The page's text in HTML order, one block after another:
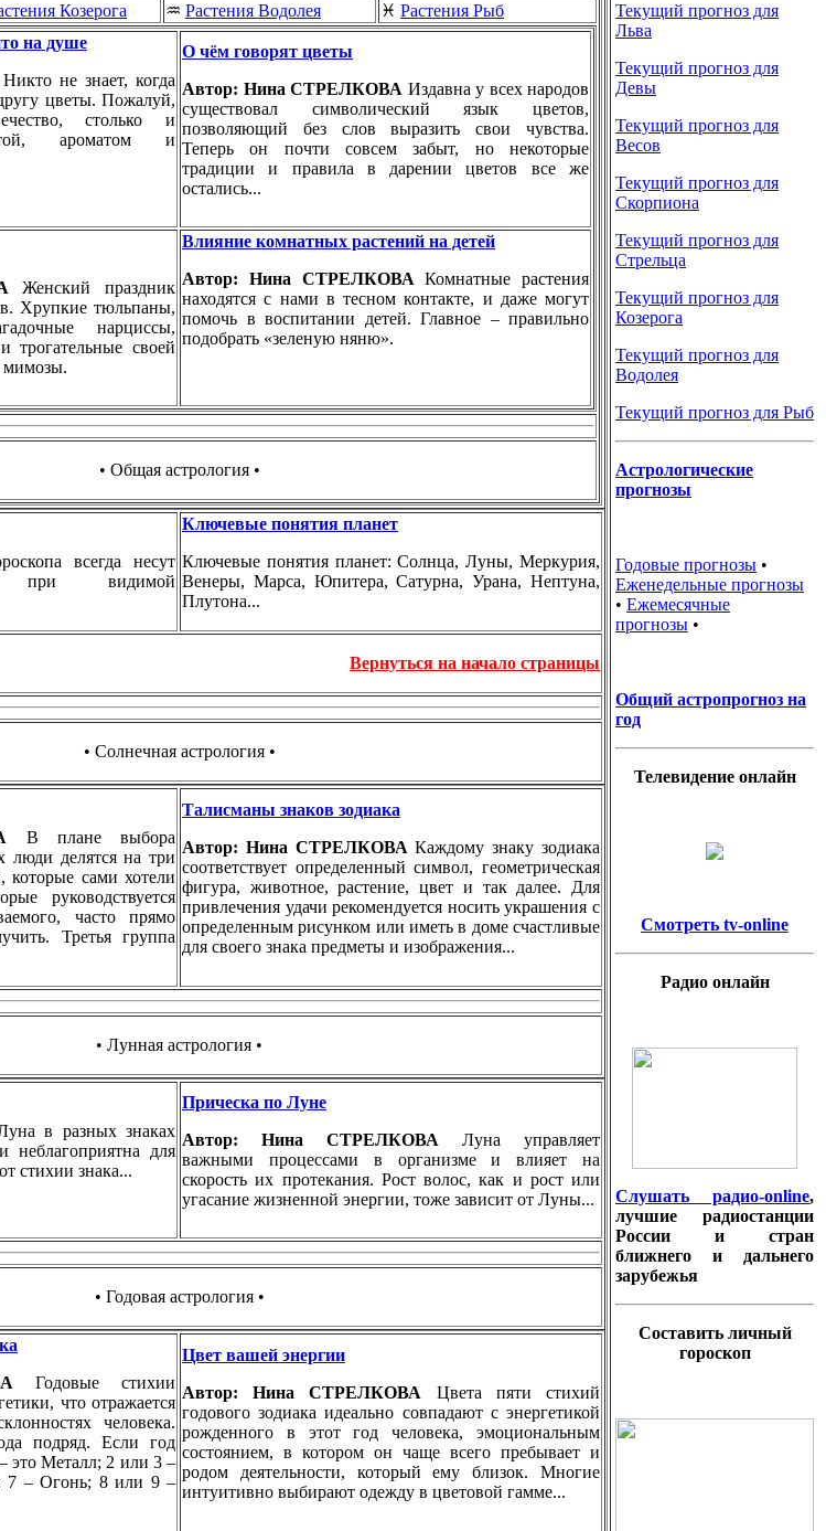
Козерога ♒ Растения Водолея ♓ Растения Рыб
на душе
Никто не знает, когда
цветы. Пожалуй,
столько и
ароматом и
О чём говорят цветы
Автор: Нина СТРЕЛКОВА Издавна у всех народов
существовал символический язык цветов,
позволяющий без слов выразить свои чувства.
Теперь он почти совсем забыт, но некоторые
традиции и правила в дарении цветов все же
остались...
Женский праздник
Хрупкие тюльпаны,
нарциссы,
трогательные своей
мимозы.
Влияние комнатных растений на детей
Автор: Нина СТРЕЛКОВАКомнатные растения
находятся с нами в тесном контакте, и даже могут
помочь в воспитании детей. Главное – правильно
подобрать «зеленую няню».
• Общая астрология •
всегда несут
при видимой
Ключевые понятия планет
Ключевые понятия планет: Солнца, Луны, Меркурия,
Венеры, Марса, Юпитера, Сатурна, Урана, Нептуна,
Плутона...
Вернуться на начало страницы
• Солнечная астрология •
В плане выбора
люди делятся на три
которые сами хотели
руководствуется
часто прямо
Третья группа
Талисманы знаков зодиака
Автор: Нина СТРЕЛКОВАКаждому знаку зодиака
соответствует определенный символ, геометрическая
фигура, животное, растение, цвет и так далее. Для
привлечения удачи рекомендуется носить украшения с
определенным рисунком или иметь в доме счастливые
для своего знака предметы и изображения...
• Лунная астрология •
в разных знаках
неблагоприятна для
стихии знака...
Прическа по Луне
Автор: Нина СТРЕЛКОВА Луна управляет
важными процессами в организме и влияет на
скорость их протекания. Рост волос, как и рост или
угасание жизненной энергии, тоже зависит от Луны...
• Годовая астрология •
Годовые стихии
что отражается
человека.
подряд. Если год
это Металл; 2 или 3 –
7 – Огонь; 8 или 9 –
Цвет вашей энергии
Автор: Нина СТРЕЛКОВА Цвета пяти стихий
годового зодиака идеально совпадают с энергетикой
рожденного в этот год человека, эмоциональным
состоянием, в котором он чаще всего пребывает и
родом деятельности, который ему близок. Многие
интуитивно выбирают одежду в цветовой гамме...
Текущий прогноз для
Льва
Текущий прогноз для
Девы
Текущий прогноз для
Весов
Текущий прогноз для
Скорпиона
Текущий прогноз для
Стрельца
Текущий прогноз для
Козерога
Текущий прогноз для
Водолея
Текущий прогноз для Рыб
Астрологические
прогнозы
Годовые прогнозы •
Еженедельные прогнозы
• Ежемесячные
прогнозы •
Общий астропрогноз на
год
Телевидение онлайн
Смотреть tv-online
Радио онлайн
Слушать радио-online,
лучшие радиостанции
России и стран
ближнего и дальнего
зарубежья
Составить личный
гороскоп